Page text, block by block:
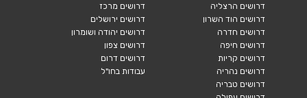
דרושים הרצליה
דרושים הוד השרון
דרושים חדרה
דרושים חיפה
דרושים קריות
דרושים נהריה
דרושים טבריה
דרושים מרכז
דרושים ירושלים
דרושים יהודה ושומרון
דרושים צפון
דרושים דרום
עבודות בחו"ל